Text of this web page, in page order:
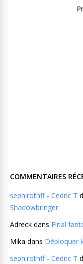
COMMENTAIRES
sephirothff - Cedric T
Shadowbringer
Adreck dans Final
Mika dans Débloquer
sephirothff - Cedric T